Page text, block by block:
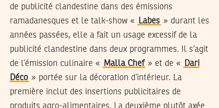
de publicité clandestine dans des émissions
ramadanesques et le talk-show «
Labes » durant les
années passées, elle a fait un usage excessif de la
publicité clandestine dans deux programmes. Il s’agit
de l’émission culinaire « Malla Chef » et de «
Dari
Déco » portée sur la décoration d’intérieur. La
première inclut des insertions publicitaires de
produits agro-alimentaires. La deuxième plutôt axée